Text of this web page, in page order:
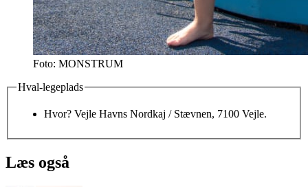
Foto: MONSTRUM
Hval-legeplads
Hvor? Vejle Havns Nordkaj / Stævnen, 7100 Vejle.
Læs også